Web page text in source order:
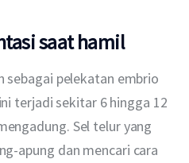
saat hamil
pelekatan embrio
terjadi sekitar 6 hingga 12
Sel telur yang
apung dan mencari cara